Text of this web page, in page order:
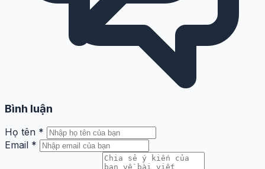
Bình luận
Họ tên *
Email *